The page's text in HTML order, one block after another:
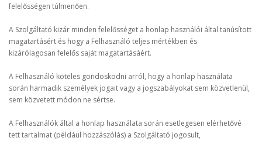
felelősségen túlmenően.
A Szolgáltató kizár minden felelősséget a honlap használói által tanúsított
magatartásért és hogy a Felhasználó teljes mértékben és
kizárólagosan felelős saját magatartásáért.
A Felhasználó köteles gondoskodni arról, hogy a honlap használata
során harmadik személyek jogait vagy a jogszabályokat sem közvetlenül,
sem közvetett módon ne sértse.
A Felhasználók által a honlap használata során esetlegesen elérhetővé
tett tartalmat (például hozzászólás) a Szolgáltató jogosult,